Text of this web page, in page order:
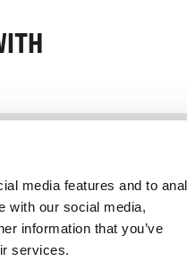
media features and to
with our social media,
information that you’ve
services.